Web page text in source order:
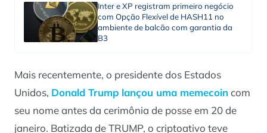
Inter e XP registram primeiro negócio
com Opção Flexível de HASH11 no
ambiente de balcão com garantia da
B3
Mais recentemente, o presidente dos Estados
Unidos, Donald Trump lançou uma memecoin com
seu nome antes da cerimônia de posse em 20 de
janeiro. Batizada de TRUMP, o criptoativo teve